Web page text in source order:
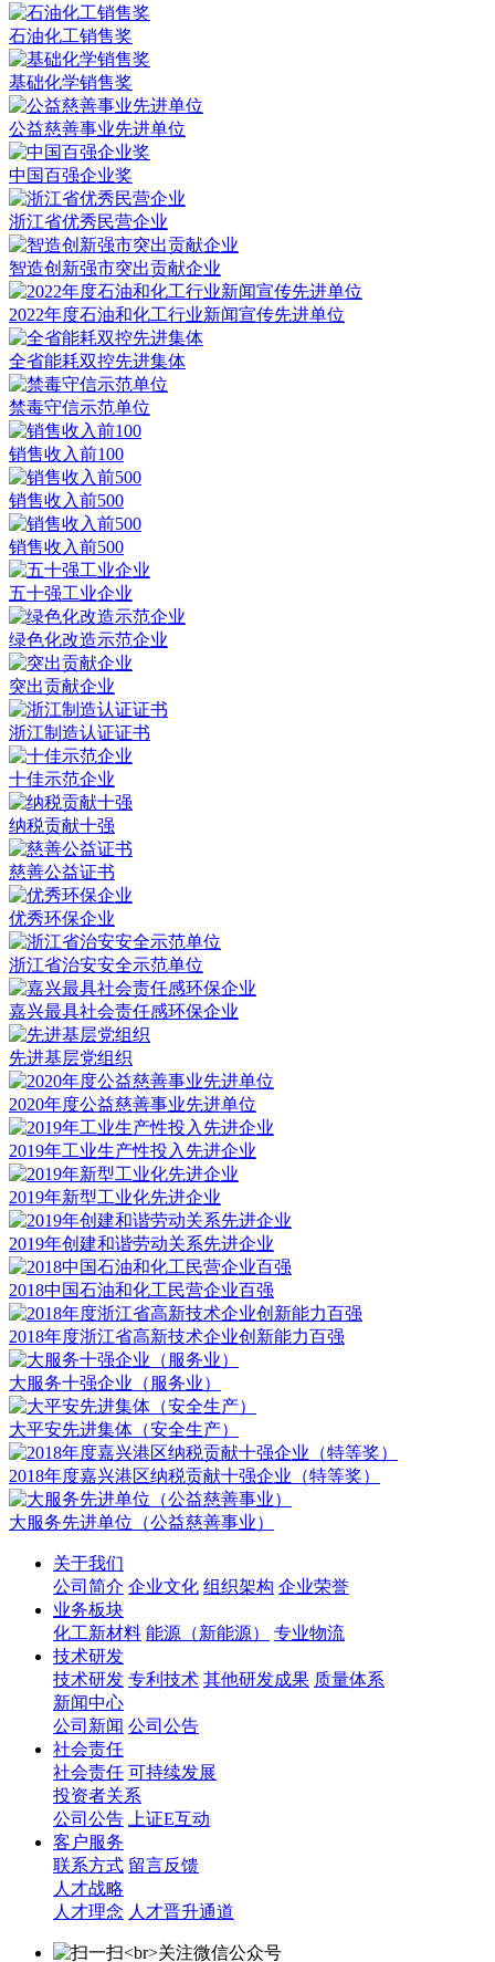
石油化工销售奖
基础化学销售奖
公益慈善事业先进单位
中国百强企业奖
浙江省优秀民营企业
智造创新强市突出贡献企业
2022年度石油和化工行业新闻宣传先进单位
全省能耗双控先进集体
禁毒守信示范单位
销售收入前100
销售收入前500
销售收入前500
五十强工业企业
绿色化改造示范企业
突出贡献企业
浙江制造认证证书
十佳示范企业
纳税贡献十强
慈善公益证书
优秀环保企业
浙江省治安安全示范单位
嘉兴最具社会责任感环保企业
先进基层党组织
2020年度公益慈善事业先进单位
2019年工业生产性投入先进企业
2019年新型工业化先进企业
2019年创建和谐劳动关系先进企业
2018中国石油和化工民营企业百强
2018年度浙江省高新技术企业创新能力百强
大服务十强企业（服务业）
大平安先进集体（安全生产）
2018年度嘉兴港区纳税贡献十强企业（特等奖）
大服务先进单位（公益慈善事业）
关于我们
公司简介 企业文化 组织架构 企业荣誉
业务板块
化工新材料 能源（新能源）
专业物流
技术研发
技术研发 专利技术 其他研发成果 质量体系
新闻中心
公司新闻 公司公告
社会责任
社会责任 可持续发展
投资者关系
公司公告
上证E互动
客户服务
联系方式 留言反馈
人才战略
人才理念 人才晋升通道